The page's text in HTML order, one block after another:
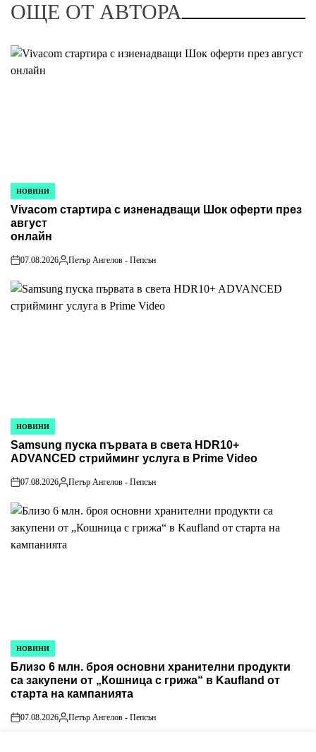
ОЩЕ ОТ АВТОРА
POSTED
IN
НОВИНИ
Vivacom стартира с изненадващи Шок оферти през
август
онлайн
on
07.08.2026
Posted
Петър Ангелов - Пепсън
POSTED
IN
НОВИНИ
Samsung пуска първата в света HDR10+
ADVANCED стрийминг услуга в Prime Video
on
07.08.2026
Posted
Петър Ангелов - Пепсън
POSTED
IN
НОВИНИ
Близо 6 млн. броя основни хранителни продукти
са закупени от „Кошница с грижа“ в Kaufland от
старта на кампанията
on
07.08.2026
Posted
Петър Ангелов - Пепсън